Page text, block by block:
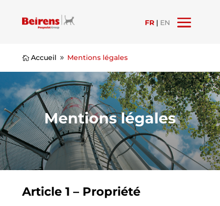
FR | EN
 Accueil 9 Mentions légales
Mentions légales
Article 1 – Propriété